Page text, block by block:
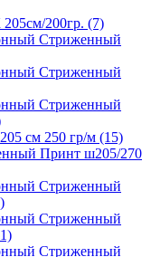
200гр. (7)
Стриженный
Стриженный
Стриженный
см 250 гр/м (15)
Принт ш205/270
Стриженный
Стриженный
Стриженный